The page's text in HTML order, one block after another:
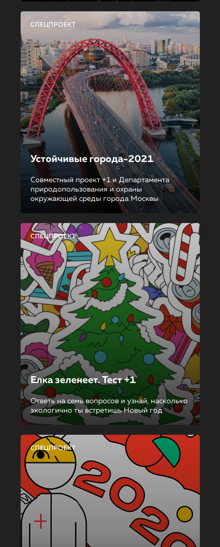
СПЕЦПРОЕКТ
Устойчивые города-2021
Совместный проект +1 и Департамента
природопользования и охраны
окружающей среды города Москвы
СПЕЦПРОЕКТ
Елка зеленеет. Тест +1
Ответь на семь вопросов и узнай, насколько
экологично ты встретишь Новый год
СПЕЦПРОЕКТ